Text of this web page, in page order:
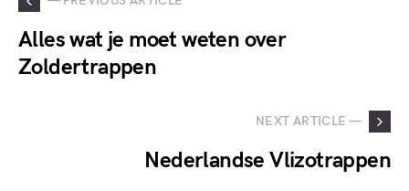
Alles wat je moet weten over
Zoldertrappen
NEXT ARTICLE —
Nederlandse Vlizotrappen